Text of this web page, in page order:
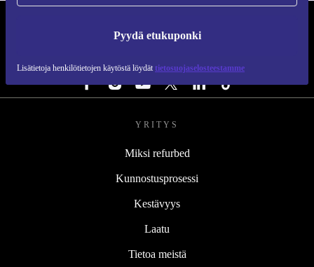
Pyydä etukuponki
Lisätietoja henkilötietojen käytöstä löydät tietosuojaselosteestamme
YRITYS
Miksi refurbed
Kunnostusprosessi
Kestävyys
Laatu
Tietoa meistä